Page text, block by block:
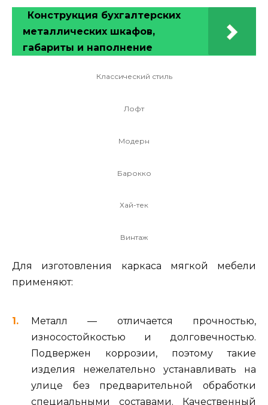
Конструкция бухгалтерских
металлических шкафов,
габариты и наполнение
Классический стиль
Лофт
Модерн
Барокко
Хай-тек
Винтаж
Для изготовления каркаса мягкой мебели
применяют:
Металл — отличается прочностью,
износостойкостью и долговечностью.
Подвержен коррозии, поэтому такие
изделия нежелательно устанавливать на
улице без предварительной обработки
специальными составами. Качественный